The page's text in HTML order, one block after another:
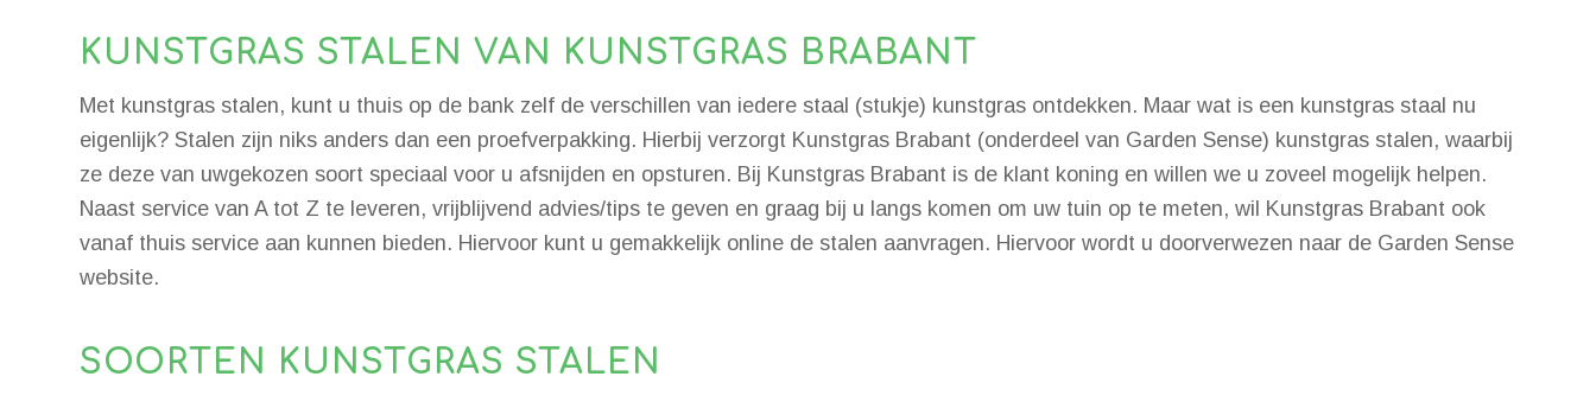
KUNSTGRAS STALEN VAN KUNSTGRAS BRABANT
Met kunstgras stalen, kunt u thuis op de bank zelf de verschillen van iedere staal (stukje) kunstgras ontdekken. Maar wat is een kunstgras staal nu
eigenlijk? Stalen zijn niks anders dan een proefverpakking. Hierbij verzorgt Kunstgras Brabant (onderdeel van Garden Sense) kunstgras stalen, waarbij
ze deze van uwgekozen soort speciaal voor u afsnijden en opsturen. Bij Kunstgras Brabant is de klant koning en willen we u zoveel mogelijk helpen.
Naast service van A tot Z te leveren, vrijblijvend advies/tips te geven en graag bij u langs komen om uw tuin op te meten, wil Kunstgras Brabant ook
vanaf thuis service aan kunnen bieden. Hiervoor kunt u gemakkelijk online de stalen aanvragen. Hiervoor wordt u doorverwezen naar de Garden Sense
website.
SOORTEN KUNSTGRAS STALEN